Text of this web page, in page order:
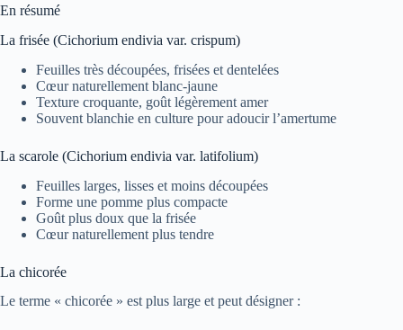
En résumé
La frisée (Cichorium endivia var. crispum)
Feuilles très découpées, frisées et dentelées
Cœur naturellement blanc-jaune
Texture croquante, goût légèrement amer
Souvent blanchie en culture pour adoucir l’amertume
La scarole (Cichorium endivia var. latifolium)
Feuilles larges, lisses et moins découpées
Forme une pomme plus compacte
Goût plus doux que la frisée
Cœur naturellement plus tendre
La chicorée
Le terme « chicorée » est plus large et peut désigner :